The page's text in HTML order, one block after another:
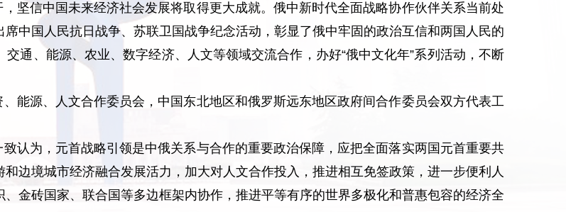
坚信中国未来经济社会发展将取得更大成就。俄中新时代全面战略协作伙伴关系当前处
中国人民抗日战争、苏联卫国战争纪念活动，彰显了俄中牢固的政治互信和两国人民的
通、能源、农业、数字经济、人文等领域交流合作，办好“俄中文化年”系列活动，不断
能源、人文合作委员会，中国东北地区和俄罗斯远东地区政府间合作委员会双方代表工
认为，元首战略引领是中俄关系与合作的重要政治保障，应把全面落实两国元首重要共
边境城市经济融合发展活力，加大对人文合作投入，推进相互免签政策，进一步便利人
金砖国家、联合国等多边框架内协作，推进平等有序的世界多极化和普惠包容的经济全